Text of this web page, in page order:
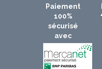
Paiement
100%
sécurisé
avec